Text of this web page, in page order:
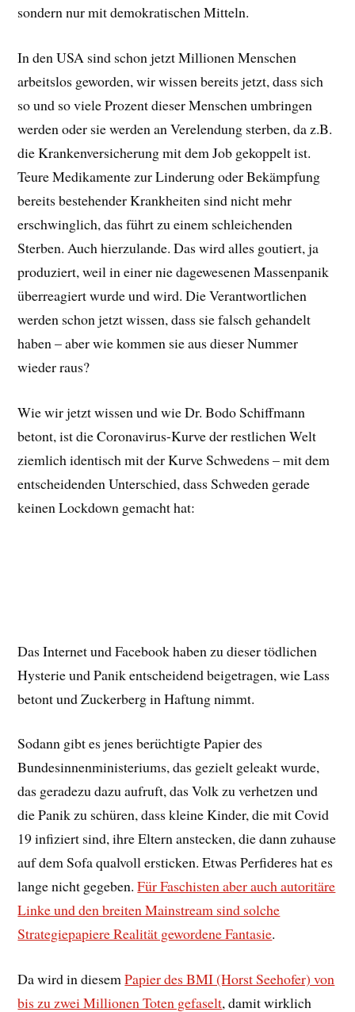
sondern nur mit demokratischen Mitteln.
In den USA sind schon jetzt Millionen Menschen
arbeitslos geworden, wir wissen bereits jetzt, dass sich
so und so viele Prozent dieser Menschen umbringen
werden oder sie werden an Verelendung sterben, da z.B.
die Krankenversicherung mit dem Job gekoppelt ist.
Teure Medikamente zur Linderung oder Bekämpfung
bereits bestehender Krankheiten sind nicht mehr
erschwinglich, das führt zu einem schleichenden
Sterben. Auch hierzulande. Das wird alles goutiert, ja
produziert, weil in einer nie dagewesenen Massenpanik
überreagiert wurde und wird. Die Verantwortlichen
werden schon jetzt wissen, dass sie falsch gehandelt
haben – aber wie kommen sie aus dieser Nummer
wieder raus?
Wie wir jetzt wissen und wie Dr. Bodo Schiffmann
betont, ist die Coronavirus-Kurve der restlichen Welt
ziemlich identisch mit der Kurve Schwedens – mit dem
entscheidenden Unterschied, dass Schweden gerade
keinen Lockdown gemacht hat:
Das Internet und Facebook haben zu dieser tödlichen
Hysterie und Panik entscheidend beigetragen, wie Lass
betont und Zuckerberg in Haftung nimmt.
Sodann gibt es jenes berüchtigte Papier des
Bundesinnenministeriums, das gezielt geleakt wurde,
das geradezu dazu aufruft, das Volk zu verhetzen und
die Panik zu schüren, dass kleine Kinder, die mit Covid
19 infiziert sind, ihre Eltern anstecken, die dann zuhause
auf dem Sofa qualvoll ersticken. Etwas Perfideres hat es
lange nicht gegeben.Für Faschisten aber auch autoritäre
Linke und den breiten Mainstream sind solche
Strategiepapiere Realität gewordene Fantasie.
Da wird in diesemPapier des BMI (Horst Seehofer) von
bis zu zwei Millionen Toten gefaselt, damit wirklich